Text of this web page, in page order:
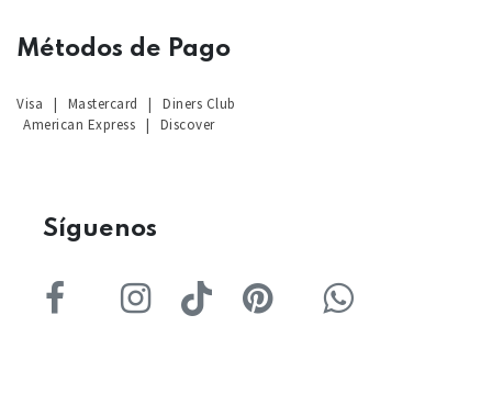
Métodos de Pago
Visa | Mastercard |
Diners Club
American Express | Discover
Síguenos